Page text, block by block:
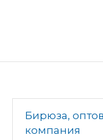
Бирюза,
компания